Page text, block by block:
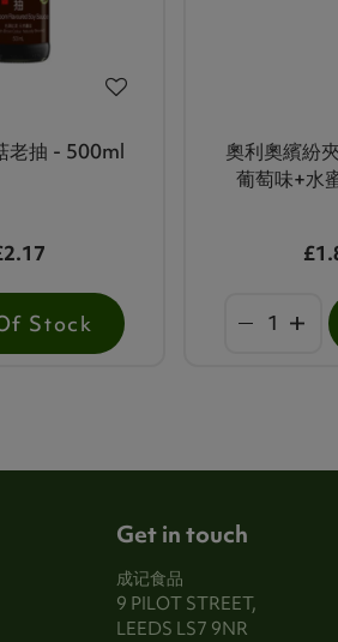
老抽 - 500ml
Stock
奧利奧繽紛
葡萄味+水
Get in touch
成记食品
9 PILOT STREET,
LEEDS LS7 9NR